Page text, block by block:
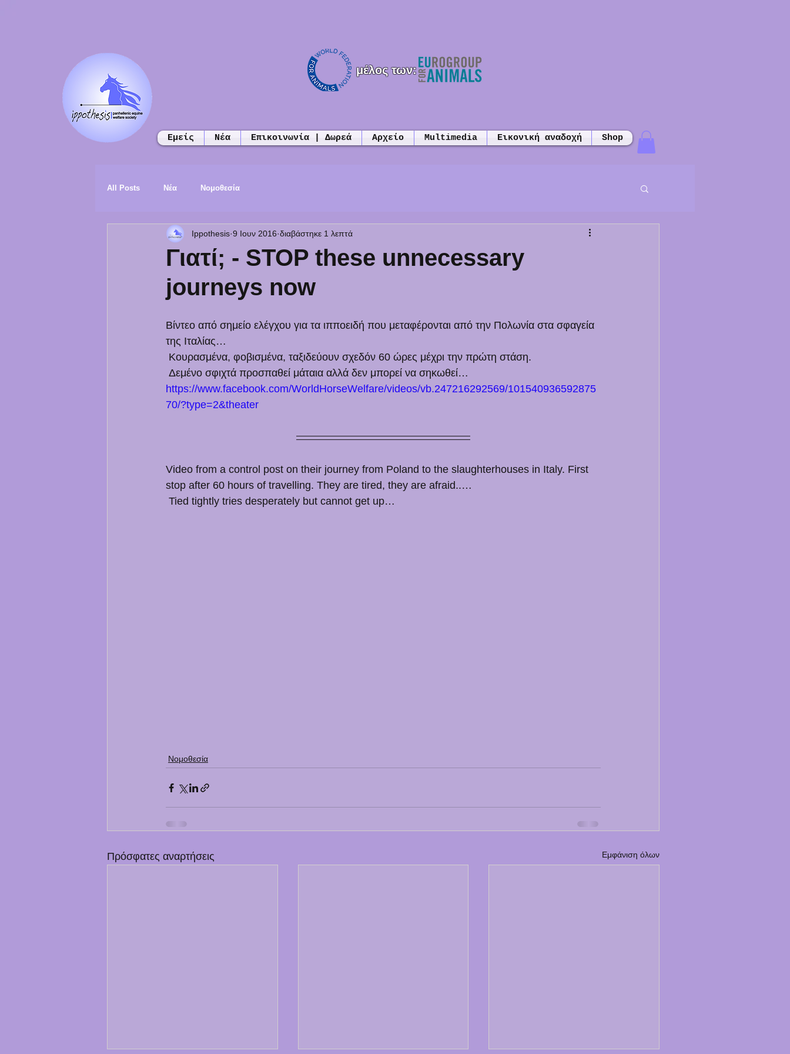
μέλος των:
Εμείς Νέα Επικοινωνία | Δωρεά Αρχείο Multimedia Εικονική αναδοχή Shop
All Posts Νέα Νομοθεσία
Γιατί; - STOP these unnecessary
journeys now
Ippothesis 9 Ιουν 2016 διαβάστηκε 1 λεπτά
Βίντεο από σημείο ελέγχου για τα ιπποειδή που μεταφέρονται από την Πολωνία στα σφαγεία
της Ιταλίας…
Κουρασμένα, φοβισμένα, ταξιδεύουν σχεδόν 60 ώρες μέχρι την πρώτη στάση.
Δεμένο σφιχτά προσπαθεί μάταια αλλά δεν μπορεί να σηκωθεί…
https://www.facebook.com/WorldHorseWelfare/videos/vb.247216292569/101540936592875
70/?type=2&theater
Video from a control post on their journey from Poland to the slaughterhouses in Italy. First
stop after 60 hours of travelling. They are tired, they are afraid..…
Tied tightly tries desperately but cannot get up…
Νομοθεσία
Πρόσφατες αναρτήσεις Εμφάνιση όλων